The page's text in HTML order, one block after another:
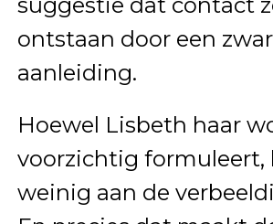
ontstaan door een
aanleiding.
Hoewel Lisbeth haar
voorzichtig formuleert,
weinig aan de